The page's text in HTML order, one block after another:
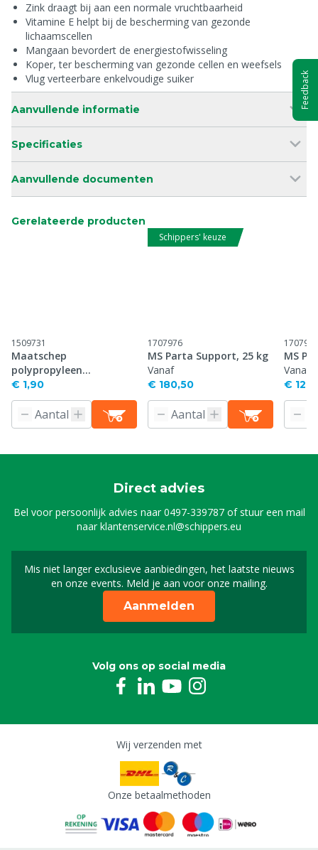
Zink draagt bij aan een normale vruchtbaarheid
Vitamine E helpt bij de bescherming van gezonde
lichaamscellen
Mangaan bevordert de energiestofwisseling
Koper, ter bescherming van gezonde cellen en weefsels
Vlug verteerbare enkelvoudige suiker
Aanvullende informatie
Specificaties
Aanvullende documenten
Gerelateerde producten
1509731
Maatschep
polypropyleen
achtergreep, 250 ml
€ 1,90
Schippers' keuze
1707976
MS Parta Support, 25 kg
Vanaf
€ 180,50
1707981
MS
Vanaf
€
Direct advies
Bel voor persoonlijk advies naar0497-339787of stuur een mail
naarklantenservice.nl@schippers.eu
Mis niet langer exclusieve aanbiedingen, het laatste nieuws
en onze events. Meld je aan voor onze mailing.
Schrijf je in voor onze
Aanmelden
Volg ons op social media
Wij verzenden met
Onze betaalmethoden
Feedback